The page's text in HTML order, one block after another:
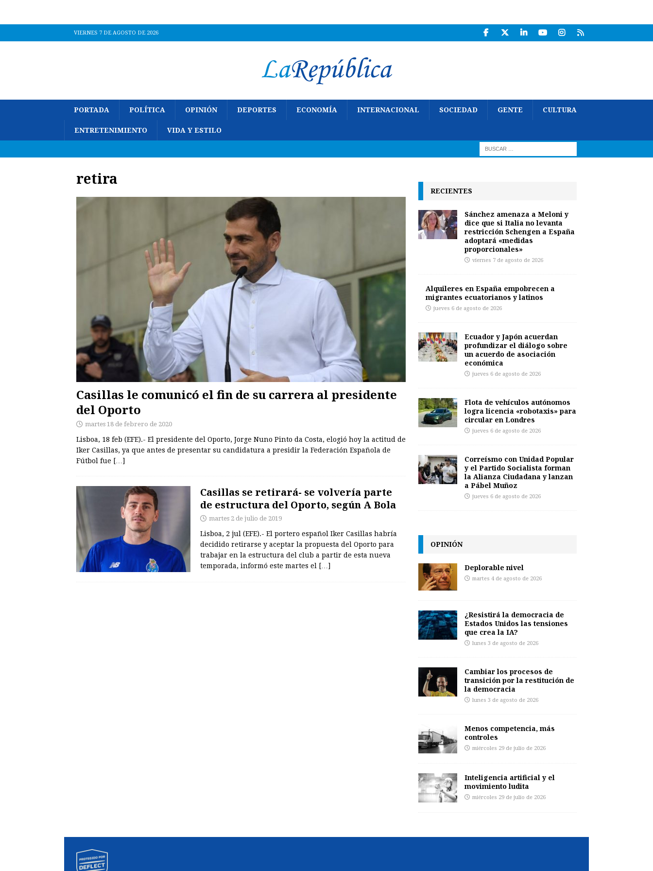
VIERNES 7 DE AGOSTO DE 2026
PORTADA POLÍTICA OPINIÓN DEPORTES ECONOMÍA INTERNACIONAL SOCIEDAD GENTE CULTURA
ENTRETENIMIENTO VIDA Y ESTILO
retira
Casillas le comunicó el fin de su carrera al presidente
del Oporto
martes 18 de febrero de 2020
Lisboa, 18 feb (EFE).- El presidente del Oporto, Jorge Nuno Pinto da Costa, elogió hoy la actitud de
Iker Casillas, ya que antes de presentar su candidatura a presidir la Federación Española de
Fútbol fue […]
Casillas se retirará- se volvería parte
de estructura del Oporto, según A Bola
martes 2 de julio de 2019
Lisboa, 2 jul (EFE).- El portero español Iker Casillas habría
decidido retirarse y aceptar la propuesta del Oporto para
trabajar en la estructura del club a partir de esta nueva
temporada, informó este martes el
[…]
RECIENTES
Sánchez amenaza a Meloni y
dice que si Italia no levanta
restricción Schengen a España
adoptará «medidas
proporcionales»
viernes 7 de agosto de 2026
Alquileres en España empobrecen a
migrantes ecuatorianos y latinos
jueves 6 de agosto de 2026
Ecuador y Japón acuerdan
profundizar el diálogo sobre
un acuerdo de asociación
económica
jueves 6 de agosto de 2026
Flota de vehículos autónomos
logra licencia «robotaxis» para
circular en Londres
jueves 6 de agosto de 2026
Correísmo con Unidad Popular
y el Partido Socialista forman
la Alianza Ciudadana y lanzan
a Pábel Muñoz
jueves 6 de agosto de 2026
OPINIÓN
Deplorable nivel
martes 4 de agosto de 2026
¿Resistirá la democracia de
Estados Unidos las tensiones
que crea la IA?
lunes 3 de agosto de 2026
Cambiar los procesos de
transición por la restitución de
la democracia
lunes 3 de agosto de 2026
Menos competencia, más
controles
miércoles 29 de julio de 2026
Inteligencia artificial y el
movimiento ludita
miércoles 29 de julio de 2026